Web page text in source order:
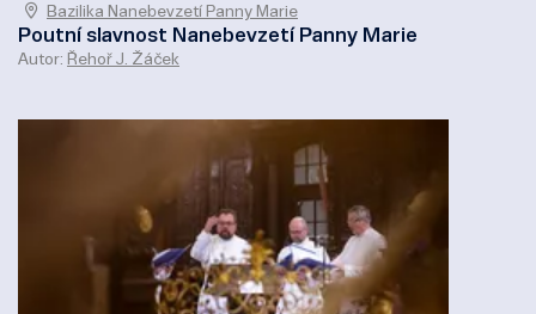
Bazilika Nanebevzetí Panny Marie
Poutní slavnost Nanebevzetí Panny Marie
Autor: Řehoř J. Žáček